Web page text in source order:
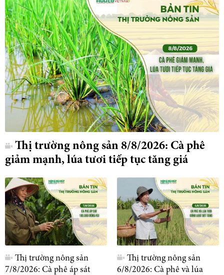
Thị trường nông sản 8/8/2026: Cà phê
giảm mạnh, lúa tươi tiếp tục tăng giá
Thị trường nông sản
7/8/2026: Cà phê áp sát
Thị trường nông sản
6/8/2026: Cà phê và lúa